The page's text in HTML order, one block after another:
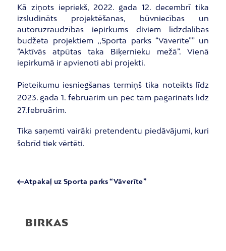
Kā ziņots iepriekš, 2022. gada 12. decembrī tika
izsludināts projektēšanas, būvniecības un
autoruzraudzības iepirkums diviem līdzdalības
budžeta projektiem ,,Sporta parks “Vāverīte”” un
“Aktīvās atpūtas taka Biķernieku mežā”. Vienā
iepirkumā ir apvienoti abi projekti.
Pieteikumu iesniegšanas termiņš tika noteikts līdz
2023. gada 1. februārim un pēc tam pagarināts līdz
27.februārim.
Tika saņemti vairāki pretendentu piedāvājumi, kuri
šobrīd tiek vērtēti.
Atpakaļ uz Sporta parks “Vāverīte”
BIRKAS